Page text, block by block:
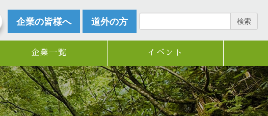
企業の皆様へ 道外の方 検索
企業一覧 イベント